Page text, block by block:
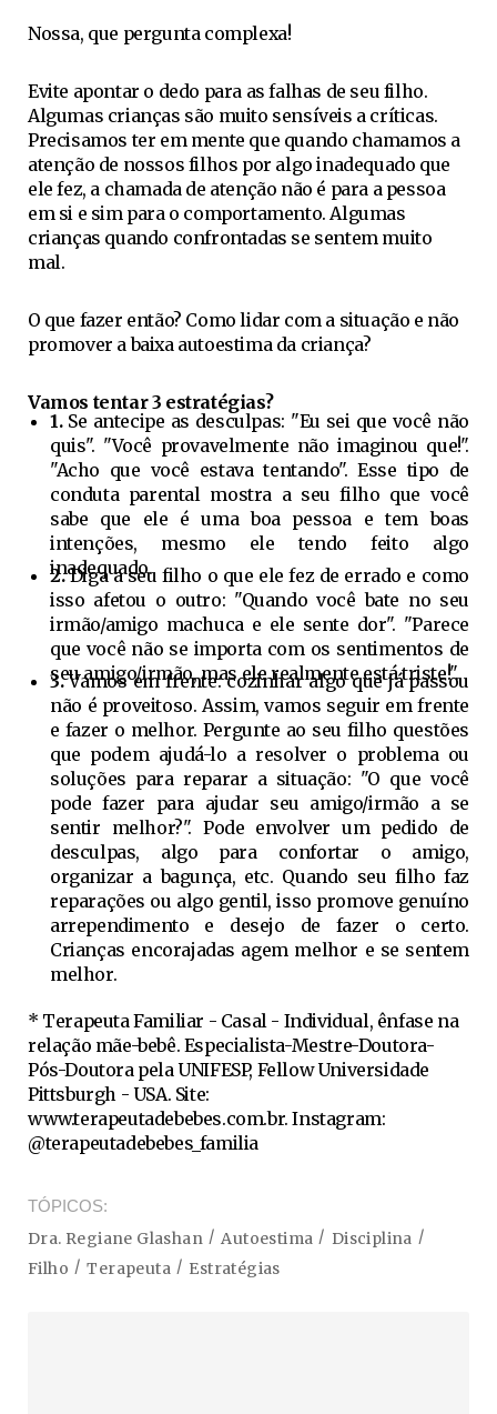
Nossa, que pergunta complexa!
Evite apontar o dedo para as falhas de seu filho.
Algumas crianças são muito sensíveis a críticas.
Precisamos ter em mente que quando chamamos a
atenção de nossos filhos por algo inadequado que
ele fez, a chamada de atenção não é para a pessoa
em si e sim para o comportamento. Algumas
crianças quando confrontadas se sentem muito
mal.
O que fazer então? Como lidar com a situação e não
promover a baixa autoestima da criança?
Vamos tentar 3 estratégias?
1. Se antecipe as desculpas: "Eu sei que você não
quis". "Você provavelmente não imaginou que!".
"Acho que você estava tentando". Esse tipo de
conduta parental mostra a seu filho que você
sabe que ele é uma boa pessoa e tem boas
intenções, mesmo ele tendo feito algo
inadequado.
2.Diga a seu filho o que ele fez de errado e como
isso afetou o outro: "Quando você bate no seu
irmão/amigo machuca e ele sente dor". "Parece
que você não se importa com os sentimentos de
seu amigo/irmão, mas ele realmente está triste!".
3.Vamos em frente: cozinhar algo que já passou
não é proveitoso. Assim, vamos seguir em frente
e fazer o melhor. Pergunte ao seu filho questões
que podem ajudá-lo a resolver o problema ou
soluções para reparar a situação: "O que você
pode fazer para ajudar seu amigo/irmão a se
sentir melhor?". Pode envolver um pedido de
desculpas, algo para confortar o amigo,
organizar a bagunça, etc. Quando seu filho faz
reparações ou algo gentil, isso promove genuíno
arrependimento e desejo de fazer o certo.
Crianças encorajadas agem melhor e se sentem
melhor.
* Terapeuta Familiar - Casal - Individual, ênfase na
relação mãe-bebê. Especialista-Mestre-Doutora-
Pós-Doutora pela UNIFESP, Fellow Universidade
Pittsburgh - USA. Site:
www.terapeutadebebes.com.br. Instagram:
@terapeutadebebes_familia
TÓPICOS
Dra. Regiane Glashan Autoestima
Disciplina
Filho
Terapeuta Estratégias